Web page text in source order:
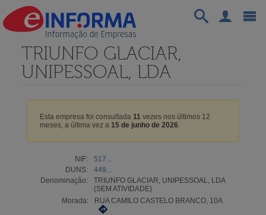
TRIUNFO GLACIAR,
UNIPESSOAL, LDA
Esta empresa foi consultada 11vezes nos últimos 12
meses, a última vez a 15 de junho de 2026.
NIF:
517...
DUNS:
449...
Denominação:
TRIUNFO GLACIAR, UNIPESSOAL, LDA
(SEM ATIVIDADE)
Morada:
RUA CAMILO CASTELO BRANCO, 10A